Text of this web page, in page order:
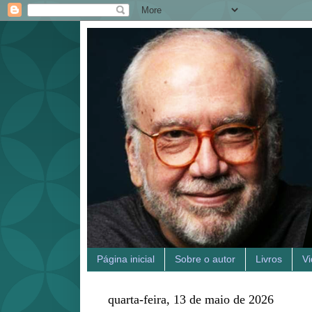
Página inicial Sobre o autor Livros
quarta-feira, 13 de maio de 2026